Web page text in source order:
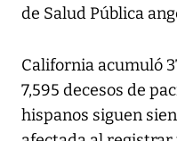
de Salud Pública
California acumuló
7,595 decesos de
hispanos siguen